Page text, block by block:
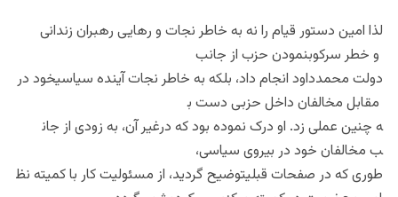
لذا امین دستور قیام را نه به خاطر نجات و رهایی رهبران زندانی
و خطر سرکوبنمودن حزب از جانب
دولت محمدداود انجام داد، بلکه به خاطر نجات آینده سیاسیخود در
مقابل مخالفان داخل حزبی دست ب
ه چنین عملی زد. او درک نموده بود که درغیر آن، به زودی از جان
ب مخالفان خود در بیروی سیاسی،
طوری که در صفحات قبلیتوضیح گردید، از مسئولیت کار با کمیته نظ